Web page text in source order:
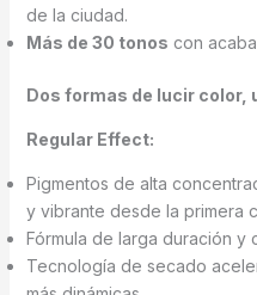
de la ciudad.
Más de 30 tonos con
Dos formas de lucir color,
Regular Effect:
Pigmentos de alta
y vibrante desde la primera
Fórmula de larga duración
Tecnología de secado